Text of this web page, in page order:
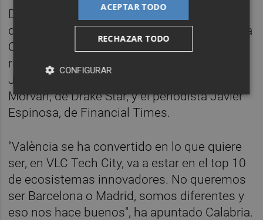
Durante la primera jornada, la subdirectora
de emprendimiento de València Activa, Lucía
Calabria, participó en la mesa redonda 'The
rise of the Spanish tech ecosystem' junto a
José Bayón, CEO de Enisa; Christophe
Morvan, de Drake Star, y el periodista Javier
Espinosa, de Financial Times.
"València se ha convertido en lo que quiere
ser, en VLC Tech City, va a estar en el top 10
de ecosistemas innovadores. No queremos
ser Barcelona o Madrid, somos diferentes y
eso nos hace buenos", ha apuntado Calabria.
ACEPTAR TODO
RECHAZAR TODO
CONFIGURAR